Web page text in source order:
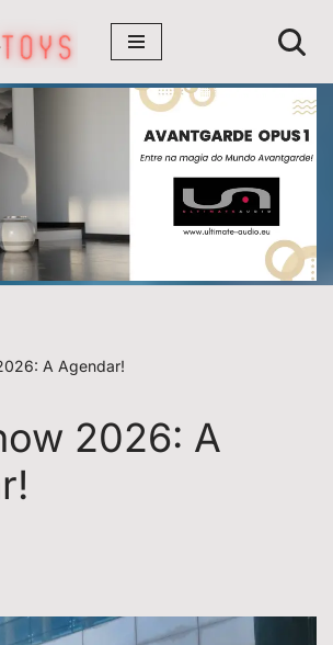
A Agendar!
2026: A